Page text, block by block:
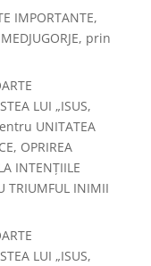
IMPORTANTE,
prin
LUI „ISUS,
UNITATEA
OPRIREA
INTENȚIILE
TRIUMFUL INIMII
LUI „ISUS,